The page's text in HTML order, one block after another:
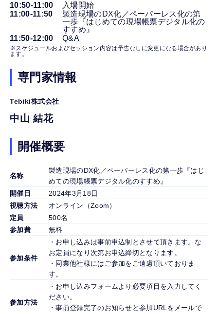
10:50-11:00
入場開始
11:00-11:50
製造現場のDX化／ペーパーレス化の第
一歩『はじめての現場帳票デジタル化の
すすめ』
11:50-12:00
Q&A
※スケジュールおよびセッション内容は予告なしに変更になる場合があり
ます。
専門家情報
Tebiki株式会社
中山 結花
開催概要
名称
製造現場のDX化／ペーパーレス化の第一歩『はじ
めての現場帳票デジタル化のすすめ』
開催日
2024年3月18日
視聴方法
オンライン（Zoom）
定員
500名
参加費
無料
参加条件
・お申し込みは事前申込制とさせて頂きます。な
お定員になり次第お申込締切となります。
・同業他社様にはご参加をご遠慮頂いておりま
す。
参加方法
・お申し込みフォームより必要項目を入力してく
ださい。
・事前登録完了のお知らせと参加URLをメールで